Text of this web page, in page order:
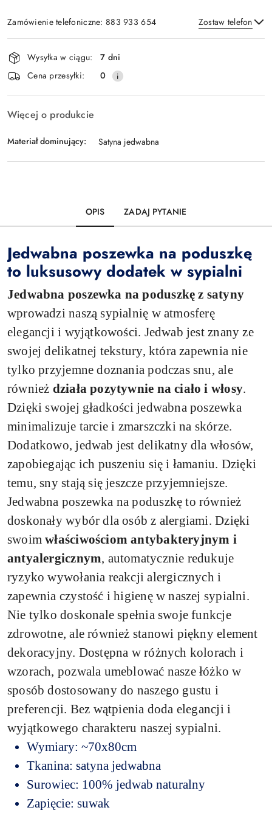
Zamówienie telefoniczne: 883 933 654 Zostaw telefon
Wyślij
Dostępność
i
dostawa
Wysyłka w ciągu:
7 dni
Cena przesyłki:
0
Więcej o produkcie
Materiał dominujący: Satyna jedwabna
OPIS ZADAJ PYTANIE
Jedwabna poszewka na poduszkę
to luksusowy dodatek w sypialni
Jedwabna poszewka na poduszkę z satyny
wprowadzi naszą sypialnię w atmosferę
elegancji i wyjątkowości. Jedwab jest znany ze
swojej delikatnej tekstury, która zapewnia nie
tylko przyjemne doznania podczas snu, ale
również działa pozytywnie na ciało i włosy.
Dzięki swojej gładkości jedwabna poszewka
minimalizuje tarcie i zmarszczki na skórze.
Dodatkowo, jedwab jest delikatny dla włosów,
zapobiegając ich puszeniu się i łamaniu. Dzięki
temu, sny stają się jeszcze przyjemniejsze.
Jedwabna poszewka na poduszkę to również
doskonały wybór dla osób z alergiami. Dzięki
swoimwłaściwościom antybakteryjnym i
antyalergicznym, automatycznie redukuje
ryzyko wywołania reakcji alergicznych i
zapewnia czystość i higienę w naszej sypialni.
Nie tylko doskonale spełnia swoje funkcje
zdrowotne, ale również stanowi piękny element
dekoracyjny. Dostępna w różnych kolorach i
wzorach, pozwala umeblować nasze łóżko w
sposób dostosowany do naszego gustu i
preferencji. Bez wątpienia doda elegancji i
wyjątkowego charakteru naszej sypialni.
Wymiary: ~70x80cm
Tkanina: satyna jedwabna
Surowiec: 100% jedwab naturalny
Zapięcie: suwak